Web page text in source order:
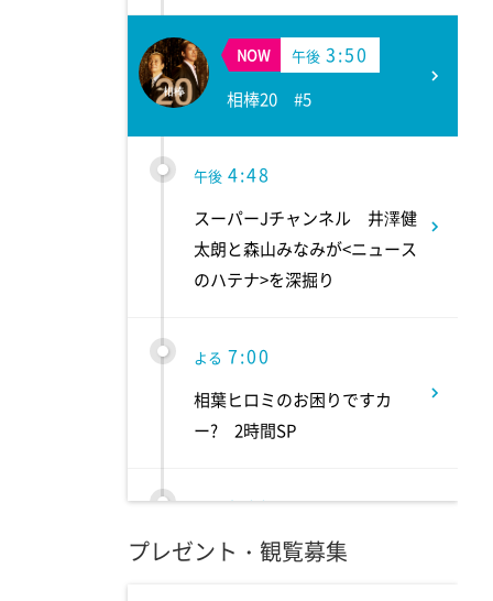
NOW 午後 3:50
相棒20 #5
午後 4:48
スーパーJチャンネル 井澤健
太朗と森山みなみが<ニュース
のハテナ>を深掘り
よる 7:00
相葉ヒロミのお困りですカ
ー? 2時間SP
よる 9:00
大空港～GATE24～ #3
プレゼント・観覧募集